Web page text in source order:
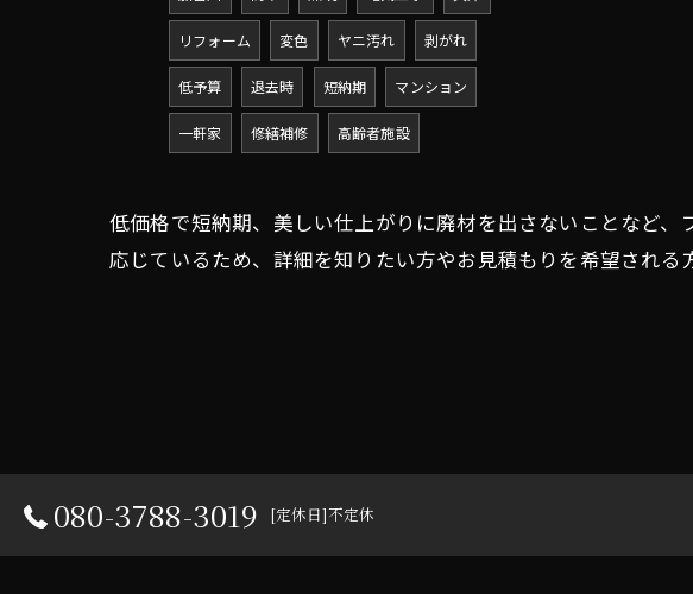
リフォーム 変色 ヤニ汚れ 剥がれ
低予算 退去時 短納期 マンション
一軒家 修繕補修 高齢者施設
低価格で短納期、美しい仕上がりに廃材を出さないことなど
応じているため、詳細を知りたい方やお見積もりを希望される
080-3788-3019 [定休日]不定休